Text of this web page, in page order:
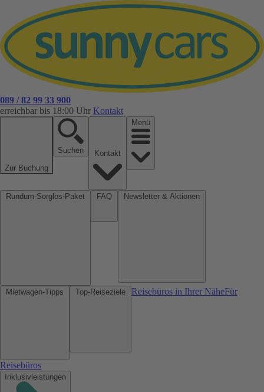
089 / 82 99 33 900
erreichbar bis 18:00 Uhr Kontakt
Zur Buchung
Suchen
Menü
Reisebüros in Ihrer NäheFür
Reisebüros
Inklusivleistungen